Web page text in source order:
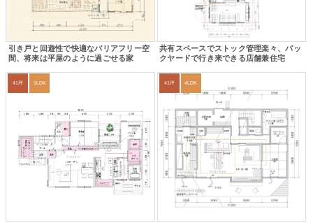
引き戸と回遊性で快適なバリアフリー空
間、将来は平屋のように過ごせる家
共有スペースでストック管理楽々、バッ
クヤードで行き来できる店舗兼住宅
41坪 3LDK 41坪 4LDK